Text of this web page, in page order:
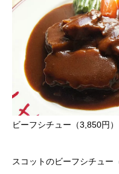
ビーフシチュー（3,850円）
スコットのビーフシチュー